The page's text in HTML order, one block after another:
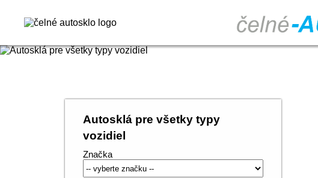
Autosklá pre všetky typy
vozidiel
Značka